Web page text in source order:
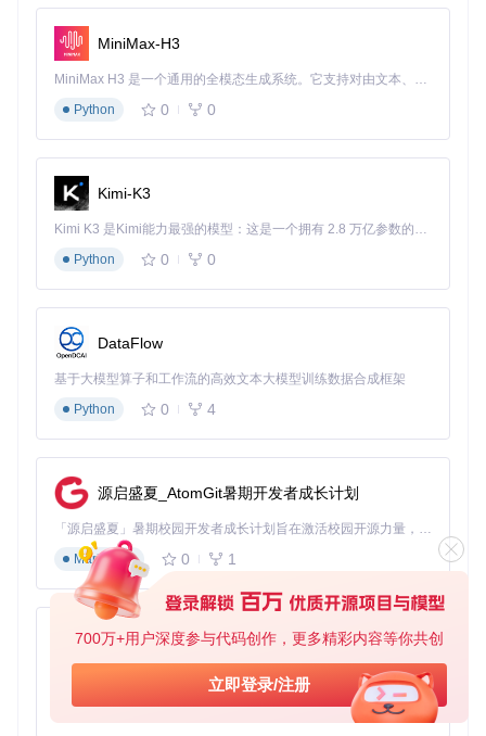
700万+用户深度参与代码创作，更多精彩内容等你共创
立即登录/注册
智能消息管理系统的技术实现
Worktool的消息批量处理方案核心代码位于
和WeworkController.kt
了高效的消息监听与处理机制。其关键技术特点包括：
制，支持复杂的消息规则定义
发控制，避免界面卡顿
状态保持机制
久化，确保重启后任务可恢复
下面是一个简单的消息自动回复规则配置示例：
val replyRule = ReplyRule(
    keyword =
    matchType = MatchType.CONTAINS,
    target = TargetType.BOTH,
    isEnabled =
true
// 添加到规则管理器
群管理自动化工具的创新功能
Worktool在群管理方面提供了多项创新功能，解决了传统手动
操作的效率问题：
功能 传统方案 Worktool方案
提升
手动添加/移除成
员，单次操作
批量导入/导出成
员，支持标签筛选
约8
0%
MiniMax-H3
MiniMax H3 是一个通用的全模态生成系统。它支持对由文本、图像、视频和音频组成的多模态上下文进行统一理解，并能生成分辨率高达 2K、时长可达 15 秒的带原生立体声音频的视频。得益于面向任务泛化的系统设计，H3 在预训练阶段就已具备广泛的多模态上下文理解与生成能力，能够出色地执行复杂的多模态指令。
Python
0 0
Kimi-K3
Kimi K3 是Kimi能力最强的模型：这是一个拥有 2.8 万亿参数的混合专家（MoE）模型，具备原生视觉理解能力，并支持 100 万 token 的上下文窗口。
Python
0 0
DataFlow
基于大模型算子和工作流的高效文本大模型训练数据合成框架
Python
0 4
源启盛夏_AtomGit暑期开发者成长计划
「源启盛夏」暑期校园开发者成长计划旨在激活校园开源力量，通过积分激励、认证扶持、资源倾斜等形式，引导高校组织和开发者完成「入驻 — 建项目 — 做贡献 — 获认证 — 得资源」的完整闭环。无论你是想带领社团入驻平台的组织者，还是希望用代码贡献证明自己的开发者，都能在这里找到属于你的成长路径。
Markdown
0 1
py-xiaozhi
基于Python的Xiaozhi AI，适用于想要完整Xiaozhi体验而无需拥有专用硬件的用户。
Python
0 1